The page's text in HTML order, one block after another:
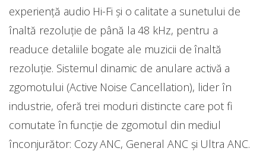
experiență audio Hi-Fi și o calitate a sunetului de
înaltă rezoluție de până la 48 kHz, pentru a
readuce detaliile bogate ale muzicii de înaltă
rezoluție. Sistemul dinamic de anulare activă a
zgomotului (Active Noise Cancellation), lider în
industrie, oferă trei moduri distincte care pot fi
comutate în funcție de zgomotul din mediul
înconjurător: Cozy ANC, General ANC și Ultra ANC.